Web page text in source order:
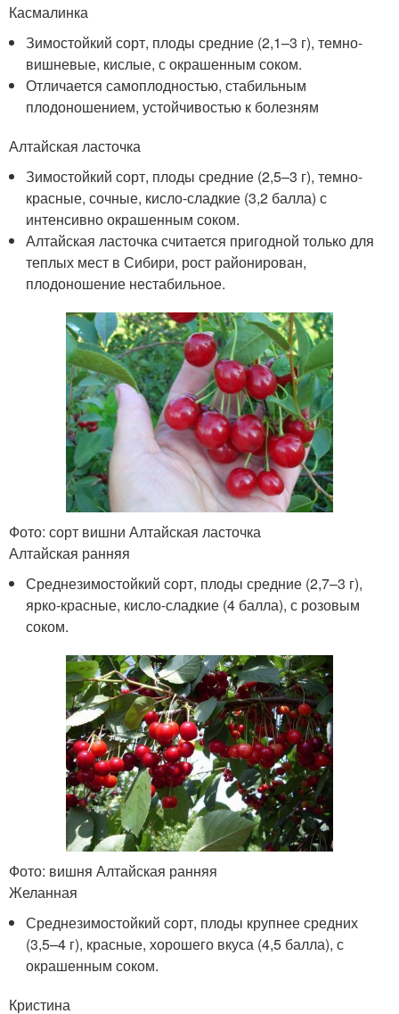
Касмалинка
Зимостойкий сорт, плоды средние (2,1–3 г), темно-
вишневые, кислые, с окрашенным соком.
Отличается самоплодностью, стабильным
плодоношением, устойчивостью к болезням
Алтайская ласточка
Зимостойкий сорт, плоды средние (2,5–3 г), темно-
красные, сочные, кисло-сладкие (3,2 балла) с
интенсивно окрашенным соком.
Алтайская ласточка считается пригодной только для
теплых мест в Сибири, рост районирован,
плодоношение нестабильное.
Фото: сорт вишни Алтайская ласточка
Алтайская ранняя
Среднезимостойкий сорт, плоды средние (2,7–3 г),
ярко-красные, кисло-сладкие (4 балла), с розовым
соком.
Фото: вишня Алтайская ранняя
Желанная
Среднезимостойкий сорт, плоды крупнее средних
(3,5–4 г), красные, хорошего вкуса (4,5 балла), с
окрашенным соком.
Кристина